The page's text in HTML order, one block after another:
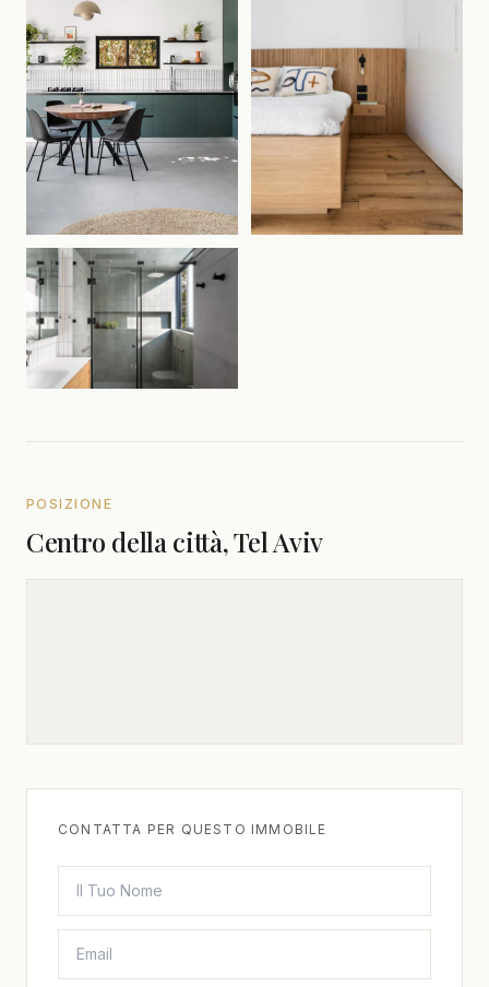
POSIZIONE
Centro della città, Tel Aviv
CONTATTA PER QUESTO IMMOBILE